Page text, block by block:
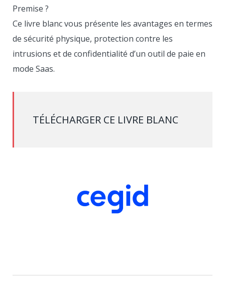
Premise ?
Ce livre blanc vous présente les avantages en termes
de sécurité physique, protection contre les
intrusions et de confidentialité d’un outil de paie en
mode Saas.
TÉLÉCHARGER CE LIVRE BLANC